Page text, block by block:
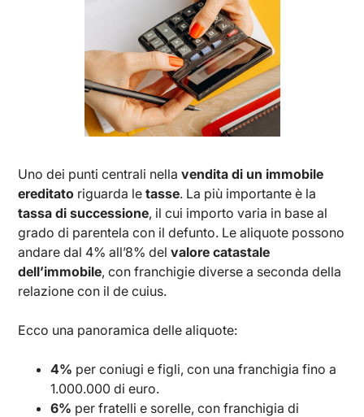
Uno dei punti centrali nellavendita di un immobile
ereditato riguarda letasse. La più importante è la
tassa di successione, il cui importo varia in base al
grado di parentela con il defunto. Le aliquote possono
andare dal 4% all’8% delvalore catastale
dell’immobile, con franchigie diverse a seconda della
relazione con il de cuius.
Ecco una panoramica delle aliquote:
4% per coniugi e figli, con una franchigia fino a
1.000.000 di euro.
6% per fratelli e sorelle, con franchigia di